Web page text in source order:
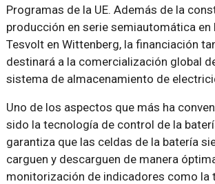
Programas de la UE. Además de la
producción en serie semiautomática en
Tesvolt en Wittenberg, la financiación
destinará a la comercialización global
sistema de almacenamiento de
Uno de los aspectos que más ha
sido la tecnología de control de la
garantiza que las celdas de la batería
carguen y descarguen de manera
monitorización de indicadores como la